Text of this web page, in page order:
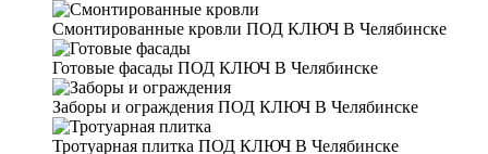
Смонтированные кровли ПОД КЛЮЧ В Челябинске
Готовые фасады ПОД КЛЮЧ В Челябинске
Заборы и ограждения ПОД КЛЮЧ В Челябинске
Тротуарная плитка ПОД КЛЮЧ В Челябинске